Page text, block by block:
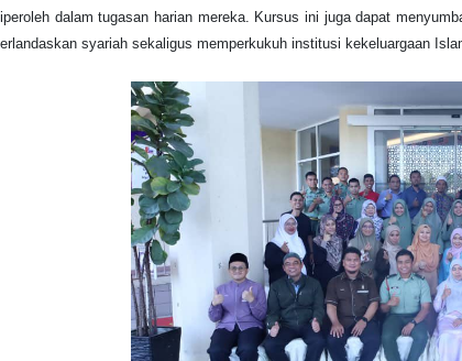
dalam tugasan harian mereka. Kursus ini juga dapat
syariah sekaligus memperkukuh institusi kekeluargaan